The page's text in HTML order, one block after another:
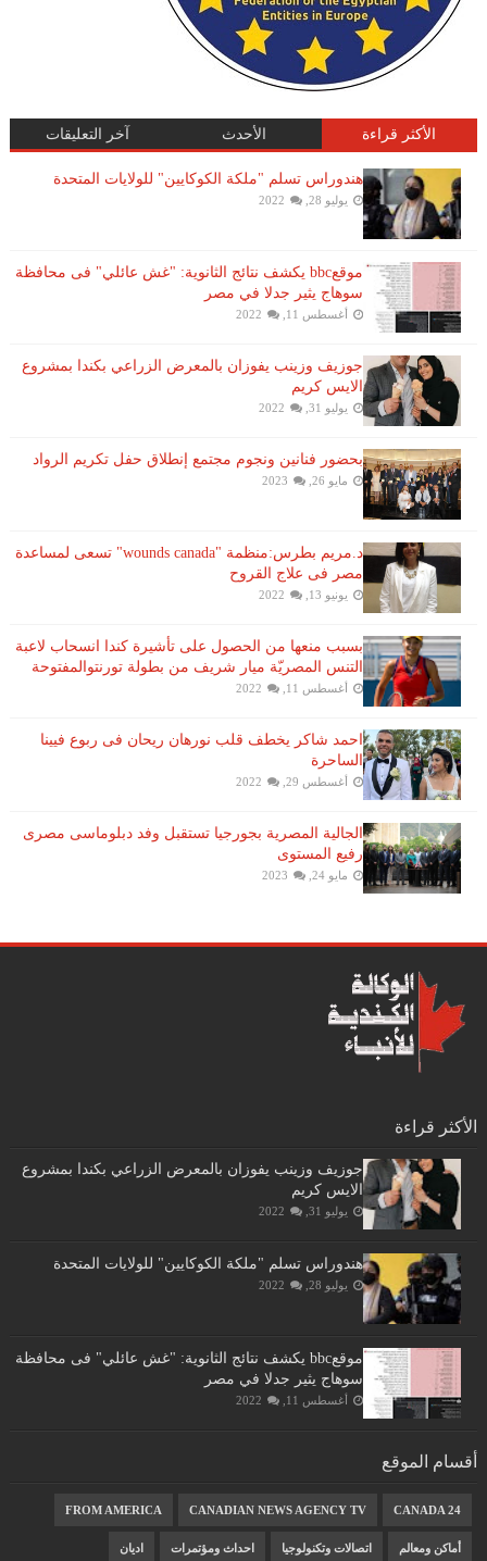
الأكثر قراءة الأحدث آخر التعليقات
هندوراس تسلم "ملكة الكوكايين" للولايات المتحدة
يوليو 28, 2022
موقعbbc يكشف نتائج الثانوية: "غش عائلي" فى محافظة
سوهاج يثير جدلا في مصر
أغسطس 11, 2022
جوزيف وزينب يفوزان بالمعرض الزراعي بكندا بمشروع
الايس كريم
يوليو 31, 2022
بحضور فنانين ونجوم مجتمع إنطلاق حفل تكريم الرواد
مايو 26, 2023
د.مريم بطرس:منظمة "wounds canada" تسعى لمساعدة
مصر فى علاج القروح
يونيو 13, 2022
بسبب منعها من الحصول على تأشيرة كندا انسحاب لاعبة ​
التنس​ المصريّة ​ميار شريف​ من بطولة ​تورنتو​المفتوحة
أغسطس 11, 2022
احمد شاكر يخطف قلب نورهان ريحان فى ربوع فيينا
الساحرة
أغسطس 29, 2022
الجالية المصرية بجورجيا تستقبل وفد دبلوماسى مصرى
رفيع المستوى
مايو 24, 2023
الأكثر قراءة
جوزيف وزينب يفوزان بالمعرض الزراعي بكندا بمشروع
الايس كريم
يوليو 31, 2022
هندوراس تسلم "ملكة الكوكايين" للولايات المتحدة
يوليو 28, 2022
موقعbbc يكشف نتائج الثانوية: "غش عائلي" فى محافظة
سوهاج يثير جدلا في مصر
أغسطس 11, 2022
أقسام الموقع
CANADA 24
CANADIAN NEWS AGENCY TV
FROM AMERICA
أماكن ومعالم اتصالات وتكنولوجيا احداث ومؤتمرات اديان